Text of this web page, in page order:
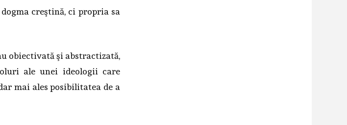
creştină, ci propria sa
obiectivată şi abstractizată,
ale unei ideologii care
mai ales posibilitatea de a